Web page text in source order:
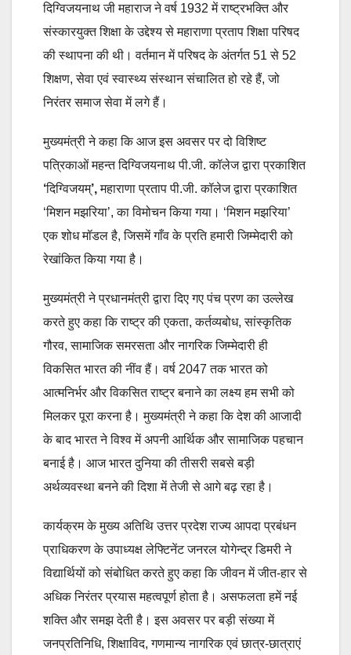
दिग्विजयनाथ जी महाराज ने वर्ष 1932 में राष्ट्रभक्ति और
संस्कारयुक्त शिक्षा के उद्देश्य से महाराणा प्रताप शिक्षा परिषद
की स्थापना की थी। वर्तमान में परिषद के अंतर्गत 51 से 52
शिक्षण, सेवा एवं स्वास्थ्य संस्थान संचालित हो रहे हैं, जो
निरंतर समाज सेवा में लगे हैं।
मुख्यमंत्री ने कहा कि आज इस अवसर पर दो विशिष्ट
पत्रिकाओं महन्त दिग्विजयनाथ पी.जी. कॉलेज द्वारा प्रकाशित
‘दिग्विजयम्’,महाराणा प्रताप पी.जी. कॉलेज द्वारा प्रकाशित
‘मिशन मझरिया’, का विमोचन किया गया। ‘मिशन मझरिया’
एक शोध मॉडल है, जिसमें गाँव के प्रति हमारी जिम्मेदारी को
रेखांकित किया गया है।
मुख्यमंत्री ने प्रधानमंत्री द्वारा दिए गए पंच प्रण का उल्लेख
करते हुए कहा कि राष्ट्र की एकता, कर्तव्यबोध, सांस्कृतिक
गौरव, सामाजिक समरसता और नागरिक जिम्मेदारी ही
विकसित भारत की नींव हैं। वर्ष 2047 तक भारत को
आत्मनिर्भर और विकसित राष्ट्र बनाने का लक्ष्य हम सभी को
मिलकर पूरा करना है। मुख्यमंत्री ने कहा कि देश की आजादी
के बाद भारत ने विश्व में अपनी आर्थिक और सामाजिक पहचान
बनाई है। आज भारत दुनिया की तीसरी सबसे बड़ी
अर्थव्यवस्था बनने की दिशा में तेजी से आगे बढ़ रहा है।
कार्यक्रम के मुख्य अतिथि उत्तर प्रदेश राज्य आपदा प्रबंधन
प्राधिकरण के उपाध्यक्ष लेफ्टिनेंट जनरल योगेन्द्र डिमरी ने
विद्यार्थियों को संबोधित करते हुए कहा कि जीवन में जीत-हार से
अधिक निरंतर प्रयास महत्वपूर्ण होता है। असफलता हमें नई
शक्ति और समझ देती है। इस अवसर पर बड़ी संख्या में
जनप्रतिनिधि, शिक्षाविद, गणमान्य नागरिक एवं छात्र-छात्राएं